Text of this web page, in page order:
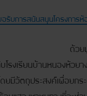
อรับการสนันสนุนโครงการห้
ด้วย
โรงเรียนบ้านหนองหัว
ดยมีวัตถุประสงค์เพื่อยก